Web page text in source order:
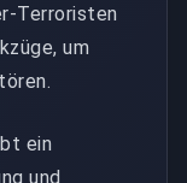
Terroristen
um
ein
und